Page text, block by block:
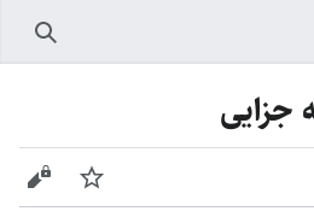
جزایی
پیگیری